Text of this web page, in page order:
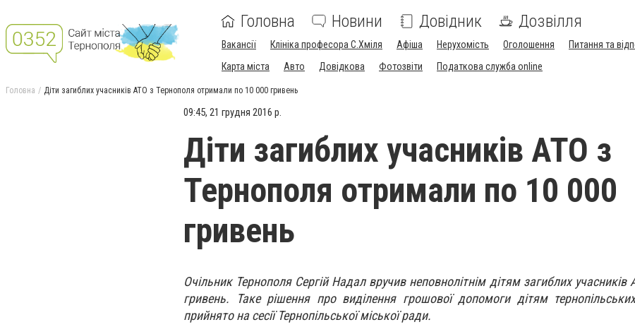
Головна Новини Довідник Дозвілля
Вакансії Клініка професора С.Хміля Афіша Нерухомість Оголошення Питання та
Карта міста
Авто Довідкова Фотозвіти Податкова служба online
Головна Діти загиблих учасників АТО з Тернополя отримали по 10 000 гривень
09:45, 21 грудня 2016 р.
Діти загиблих учасників АТО з
Тернополя отримали по 10 000
гривень
Очільник Тернополя Сергій Надал вручив неповнолітнім дітям загиблих
гривень. Таке рішення про виділення грошової допомоги дітям
прийнято на сесії Тернопільської міської ради.